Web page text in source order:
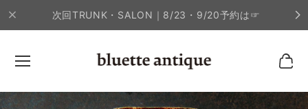
次回TRUNK・SALON｜8/23・9/20予約は☞